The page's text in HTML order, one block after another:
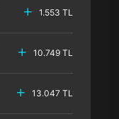
1.553 TL
10.749 TL
13.047 TL